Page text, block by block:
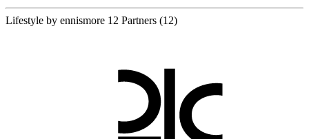
Lifestyle by ennismore 12 Partners (12)